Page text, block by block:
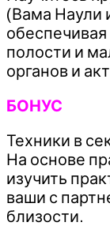
(Вама Наули
полости и
органов и
БОНУС
Техники в
На основе
изучить
ваши с
близости.